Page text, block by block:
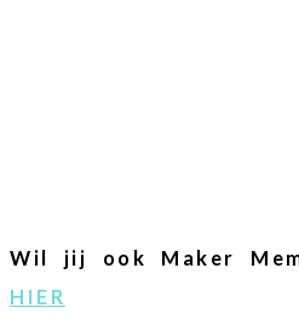
Wil jij ook Maker
HIER